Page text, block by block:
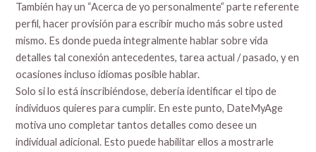
También hay un “Acerca de yo personalmente” parte referente
perfil, hacer provisión para escribir mucho más sobre usted
mismo. Es donde pueda integralmente hablar sobre vida ​​
detalles tal conexión antecedentes, tarea actual / pasado, y en
ocasiones incluso idiomas posible hablar.
Solo si lo está inscribiéndose, debería identificar el tipo de
individuos quieres para cumplir. En este punto, DateMyAge
motiva uno completar tantos detalles como desee un
individual adicional. Esto puede habilitar ellos a mostrarle